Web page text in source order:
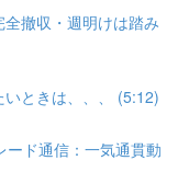
撤収・週明けは踏み
ときは、、、 (5:12)
ド通信：一気通貫動